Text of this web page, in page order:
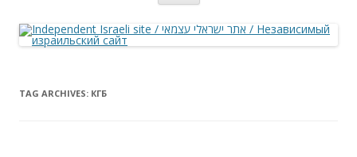
content
TAG ARCHIVES: КГБ